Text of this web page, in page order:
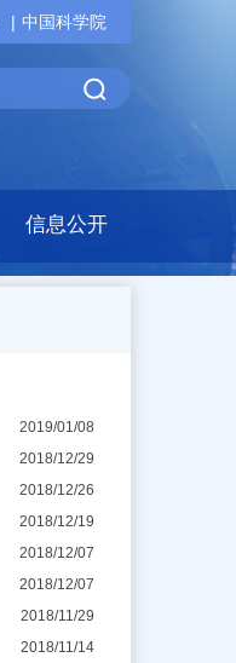
中国科学院
信息公开
2019/01/08
2018/12/29
2018/12/26
2018/12/19
2018/12/07
2018/12/07
2018/11/29
2018/11/14